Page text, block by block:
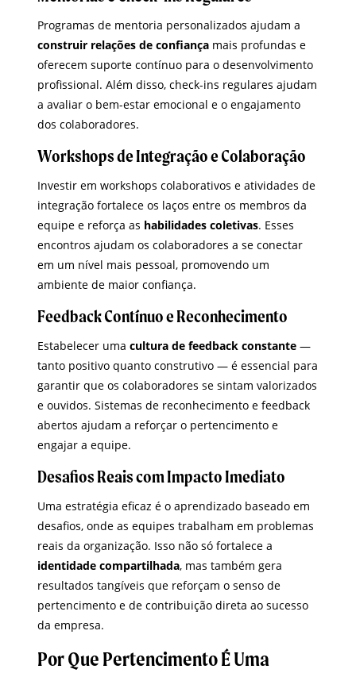
Programas de mentoria personalizados ajudam a
construir relações de confiança mais profundas e
oferecem suporte contínuo para o desenvolvimento
profissional. Além disso, check-ins regulares ajudam
a avaliar o bem-estar emocional e o engajamento
dos colaboradores.
Workshops de Integração e Colaboração
Investir em workshops colaborativos e atividades de
integração fortalece os laços entre os membros da
equipe e reforça as habilidades coletivas. Esses
encontros ajudam os colaboradores a se conectar
em um nível mais pessoal, promovendo um
ambiente de maior confiança.
Feedback Contínuo e Reconhecimento
Estabelecer umacultura de feedback constante —
tanto positivo quanto construtivo — é essencial para
garantir que os colaboradores se sintam valorizados
e ouvidos. Sistemas de reconhecimento e feedback
abertos ajudam a reforçar o pertencimento e
engajar a equipe.
Desafios Reais com Impacto Imediato
Uma estratégia eficaz é o aprendizado baseado em
desafios, onde as equipes trabalham em problemas
reais da organização. Isso não só fortalece a
identidade compartilhada, mas também gera
resultados tangíveis que reforçam o senso de
pertencimento e de contribuição direta ao sucesso
da empresa.
Por Que Pertencimento É Uma